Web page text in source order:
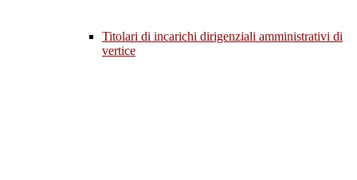
Titolari di incarichi dirigenziali amministrativi di
vertice